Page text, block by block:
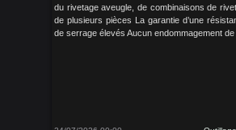
du rivetage aveugle, de combinaisons de
de plusieurs pièces La garantie d’une
de serrage élevés Aucun endommagement de